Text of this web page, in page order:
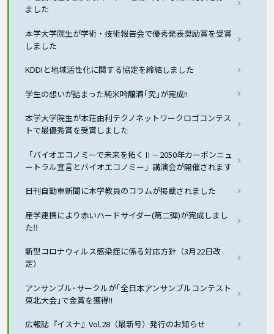
ました
本学大学院生が学術・技術報告会で優秀発表奨励賞を受賞
しました
KDDIと地域活性化に関する協定を締結しました
学生の想いが詰まった純米吟醸酒｢究｣が完成!!
本学大学院生が本荘由利テクノネットワークロゴコンテス
トで最優秀賞を受賞しました
「バイオエコノミーで未来を拓くⅡ－2050年カーボンニュ
ートラル宣言とバイオエコノミー」講演会が開催されます
日刊自動車新聞に本学教員のコラムが掲載されました
産学連携により赤いハードサイダー(第二弾)が完成しまし
た‼
新型コロナウィルス感染症に係る対応方針（3月22日改
定）
アンサンブル･サークルが｢全日本アンサンブルコンテスト
東北大会｣で金賞を獲得!!
広報誌『イスナ』Vol.28（最新号）発行のお知らせ